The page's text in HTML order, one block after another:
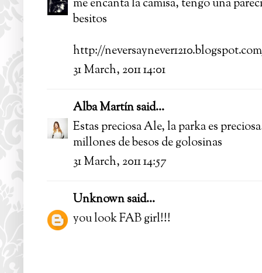
me encanta la camisa, tengo una
besitos
http://
31 March, 2011 14:01
Alba Martínsaid...
Estas preciosa Ale, la parka es
millones de besos de golosinas
31 March, 2011 14:57
Unknownsaid...
you look FAB girl!!!